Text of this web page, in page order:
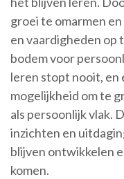
groei te omarmen
en vaardigheden op
bodem voor
leren stopt nooit, en
mogelijkheid om te
als persoonlijk vlak.
inzichten en
blijven ontwikkelen
komen.